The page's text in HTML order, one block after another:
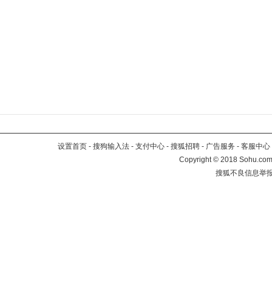
设置首页 - 搜狗输入法 - 支付中心 - 搜狐招聘 - 广告服务 - 客服中心
Copyright©2018
搜狐不良信息举